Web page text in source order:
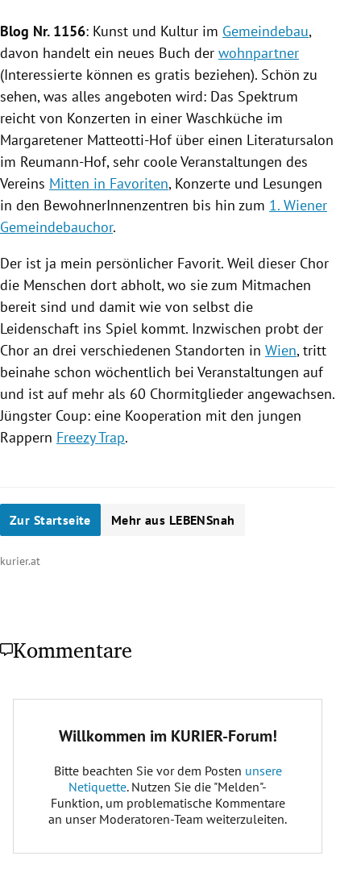
Blog Nr. 1156: Kunst und Kultur im Gemeindebau,
davon handelt ein neues Buch der wohnpartner
(Interessierte können es gratis beziehen). Schön zu
sehen, was alles angeboten wird: Das Spektrum
reicht von Konzerten in einer Waschküche im
Margaretener Matteotti-Hof über einen Literatursalon
im Reumann-Hof, sehr coole Veranstaltungen des
Vereins Mitten in Favoriten, Konzerte und Lesungen
in den BewohnerInnenzentren bis hin zum 1. Wiener
Gemeindebauchor.
Der ist ja mein persönlicher Favorit. Weil dieser Chor
die Menschen dort abholt, wo sie zum Mitmachen
bereit sind und damit wie von selbst die
Leidenschaft ins Spiel kommt. Inzwischen probt der
Chor an drei verschiedenen Standorten in Wien, tritt
beinahe schon wöchentlich bei Veranstaltungen auf
und ist auf mehr als 60 Chormitglieder angewachsen.
Jüngster Coup: eine Kooperation mit den jungen
Rappern Freezy Trap.
Zur Startseite Mehr aus LEBENSnah
kurier.at
Kommentare